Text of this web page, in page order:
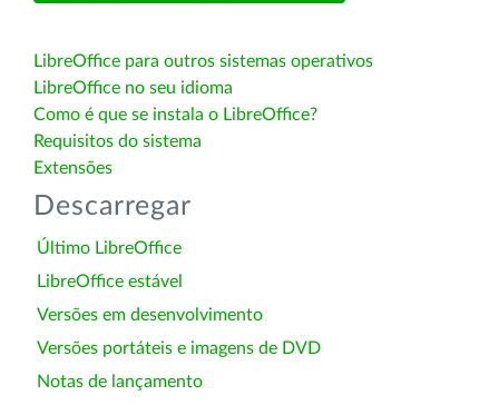
LibreOffice para outros sistemas operativos
LibreOffice no seu idioma
Como é que se instala o LibreOffice?
Requisitos do sistema
Extensões
Descarregar
Último LibreOffice
LibreOffice estável
Versões em desenvolvimento
Versões portáteis e imagens de DVD
Notas de lançamento